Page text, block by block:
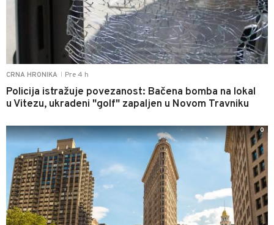
CRNA HRONIKA Pre 4 h
Policija istražuje povezanost: Bačena bomba na lokal
u Vitezu, ukradeni "golf" zapaljen u Novom Travniku
0